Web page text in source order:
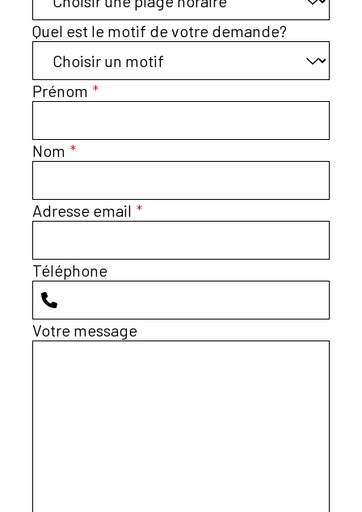
Quel est le motif de votre demande?
Prénom *
Nom *
Adresse email *
Téléphone
Votre message